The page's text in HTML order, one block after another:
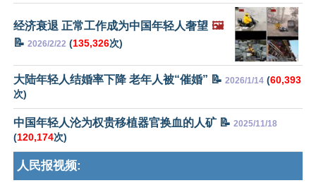
经济衰退 正常工作成为中国年轻人奢望 🖼️
📝 2026/2/22 (135,326次)
大陆年轻人结婚率下降 老年人被“催婚” 📝 2026/1/14 (60,393
次)
中国年轻人沦为权贵移植器官换血的人矿 📝 2025/11/18
(120,174次)
人民报视频: